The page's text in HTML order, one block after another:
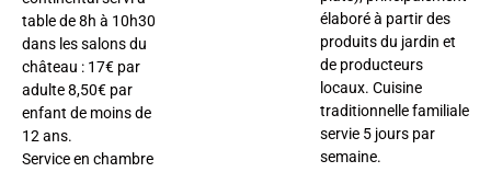
table de 8h à 10h30
dans les salons du
château : 17€ par
adulte 8,50€ par
enfant de moins de
12 ans.
Service en chambre
élaboré à partir des
produits du jardin et
de producteurs
locaux. Cuisine
traditionnelle familiale
servie 5 jours par
semaine.